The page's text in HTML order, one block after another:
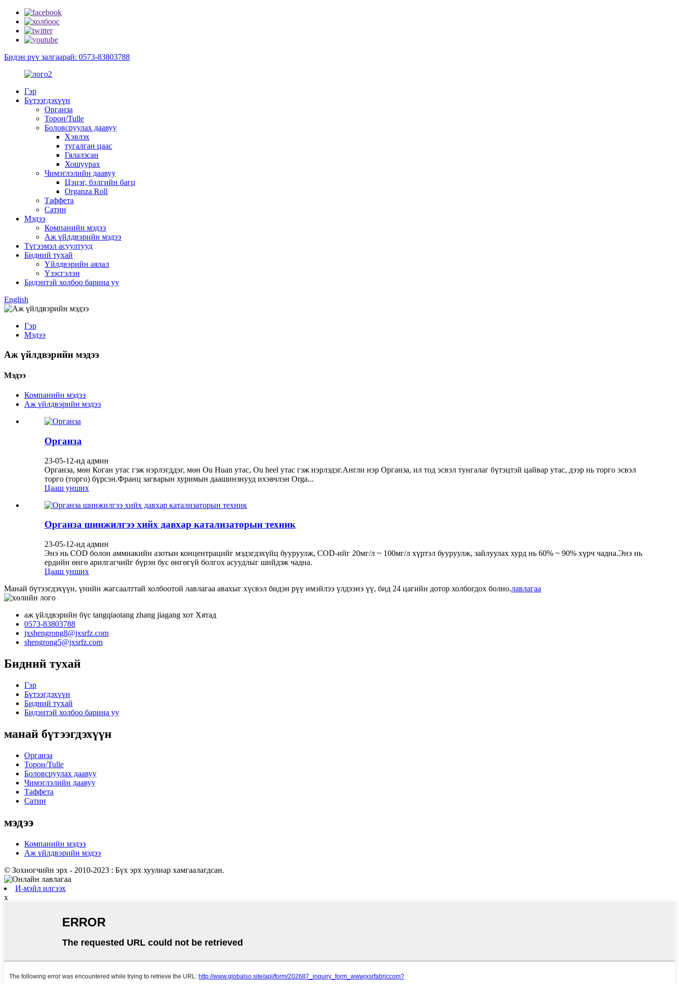
Бидэн рүү залгаарай: 0573-83803788
Гэр
Бүтээгдэхүүн
Органза
Торон/Tulle
Боловсруулах даавуу
Хэвлэх
тугалган цаас
Гялалзсан
Хошуурах
Чимэглэлийн даавуу
Цэцэг, бэлгийн багц
Organza Roll
Таффета
Сатин
Мэдээ
Компанийн мэдээ
Аж үйлдвэрийн мэдээ
Түгээмэл асуултууд
Бидний тухай
Үйлдвэрийн аялал
Үзэсгэлэн
Бидэнтэй холбоо барина уу
English
Гэр
Мэдээ
Аж үйлдвэрийн мэдээ
Мэдээ
Компанийн мэдээ
Аж үйлдвэрийн мэдээ
Органза
23-05-12-нд админ
Органза, мөн Коган утас гэж нэрлэгддэг, мөн Ou Huan утас, Ou heel утас гэж нэрлэдэг.Англи нэр Органза, ил тод эсвэл тунгалаг бүтэцтэй цайвар утас, дээр нь торго эсвэл
торго (торго) бүрсэн.Франц загварын хуримын даашинзнууд ихэвчлэн Orga...
Цааш унших
Органза шинжилгээ хийх давхар катализаторын техник
23-05-12-нд админ
Энэ нь COD болон аммиакийн азотын концентрацийг мэдэгдэхүйц бууруулж, COD-ийг 20мг/л ~ 100мг/л хүртэл бууруулж, зайлуулах хурд нь 60% ~ 90% хүрч чадна.Энэ нь
ердийн өнгө арилгагчийг бүрэн бус өнгөгүй болгох асуудлыг шийдэж чадна.
Цааш унших
Манай бүтээгдэхүүн, үнийн жагсаалттай холбоотой лавлагаа авахыг хүсвэл бидэн рүү имэйлээ үлдээнэ үү, бид 24 цагийн дотор холбогдох болно.лавлагаа
аж үйлдвэрийн бүс tangqiaotang zhang jiagang хот Хятад
0573-83803788
jxshengrong8@jxsrfz.com
shengrong5@jxsrfz.com
Бидний тухай
Гэр
Бүтээгдэхүүн
Бидний тухай
Бидэнтэй холбоо барина уу
манай бүтээгдэхүүн
Органза
Торон/Tulle
Боловсруулах даавуу
Чимэглэлийн даавуу
Таффета
Сатин
мэдээ
Компанийн мэдээ
Аж үйлдвэрийн мэдээ
© Зохиогчийн эрх - 2010-2023 : Бүх эрх хуулиар хамгаалагдсан.
И-мэйл илгээх
x